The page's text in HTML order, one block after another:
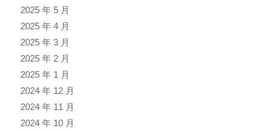
2025 年 5 月
2025 年 4 月
2025 年 3 月
2025 年 2 月
2025 年 1 月
2024 年 12 月
2024 年 11 月
2024 年 10 月